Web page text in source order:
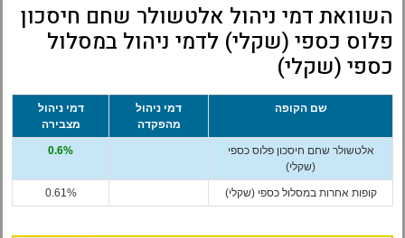
השוואת דמי ניהול אלטשולר שחם חיסכון
פלוס כספי (שקלי) לדמי ניהול במסלול
כספי (שקלי)
שם הקופה
דמי ניהול
מהפקדה
דמי ניהול
מצבירה
אלטשולר שחם חיסכון פלוס כספי
(שקלי)
0.6%
קופות אחרות במסלול כספי (שקלי) 0.61%